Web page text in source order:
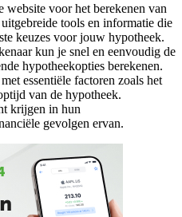
website voor het berekenen van
tools en informatie die
keuzes voor jouw hypotheek.
kun je snel en eenvoudig de
hypotheekopties berekenen.
essentiële factoren zoals het
van de hypotheek.
krijgen in hun
gevolgen ervan.